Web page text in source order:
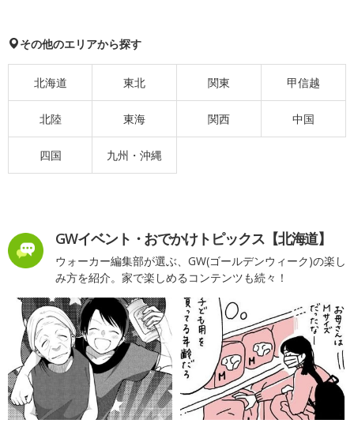
その他のエリアから探す
北海道 東北 関東 甲信越
北陸 東海 関西 中国
四国 九州・沖縄
GWイベント・おでかけトピックス【北海道】
ウォーカー編集部が選ぶ、GW(ゴールデンウィーク)の楽し
み方を紹介。家で楽しめるコンテンツも続々！